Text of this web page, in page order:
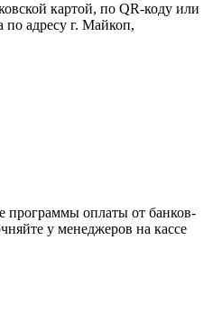
картой, по QR-коду или
по адресу г. Майкоп,
программы оплаты от банков-
у менеджеров на кассе